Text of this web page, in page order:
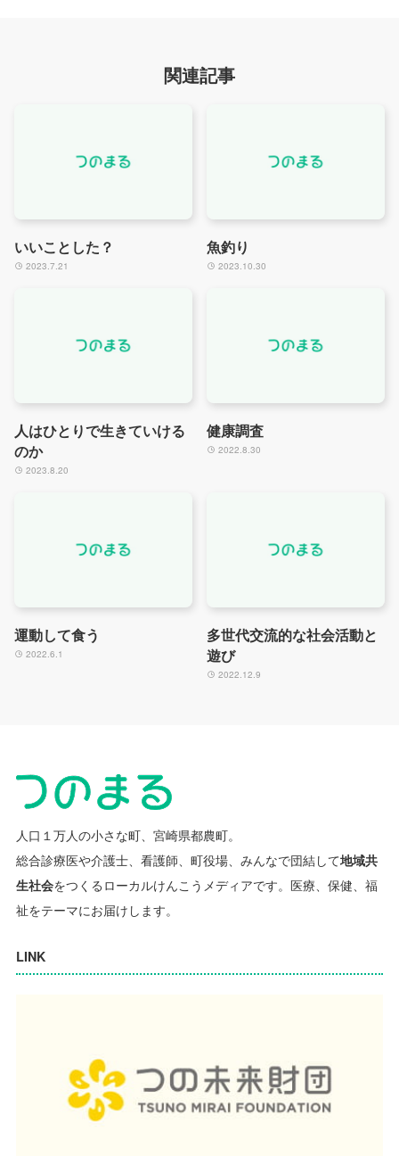
関連記事
いいことした？
2023.7.21
魚釣り
2023.10.30
人はひとりで生きていける
のか
2023.8.20
健康調査
2022.8.30
運動して食う
2022.6.1
多世代交流的な社会活動と
遊び
2022.12.9
人口１万人の小さな町、宮崎県都農町。
総合診療医や介護士、看護師、町役場、みんなで団結して地域共
生社会をつくるローカルけんこうメディアです。 医療、保健、福
祉をテーマにお届けします。
LINK